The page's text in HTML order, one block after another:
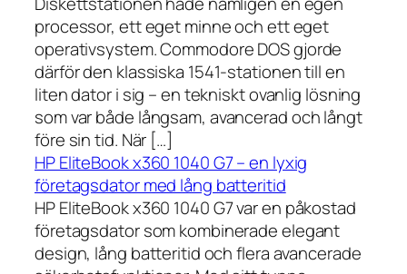
processor, ett eget minne och ett eget
operativsystem. Commodore DOS gjorde
därför den klassiska 1541-stationen till en
liten dator i sig – en tekniskt ovanlig lösning
som var både långsam, avancerad och långt
före sin tid. När […]
HP EliteBook x360 1040 G7 – en lyxig
företagsdator med lång batteritid
HP EliteBook x360 1040 G7 var en påkostad
företagsdator som kombinerade elegant
design, lång batteritid och flera avancerade